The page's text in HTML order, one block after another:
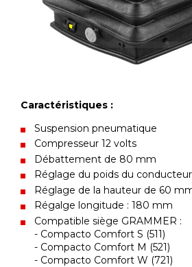
Caractéristiques :
Suspension pneumatique
Compresseur 12 volts
Débattement de 80 mm
Réglage du poids du
Réglage de la hauteur de 60
Régalge longitude : 180 mm
Compatible siège GRAMMER :
- Compacto Comfort S (511)
- Compacto Comfort M (521)
- Compacto Comfort W (721)